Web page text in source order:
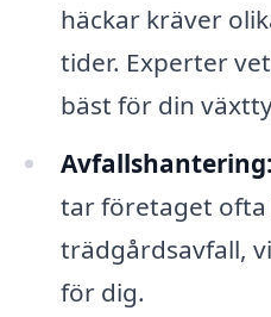
häckar kräver
tider. Experter
bäst för din
Avfallshantering:
tar företaget ofta
trädgårdsavfall,
för dig.